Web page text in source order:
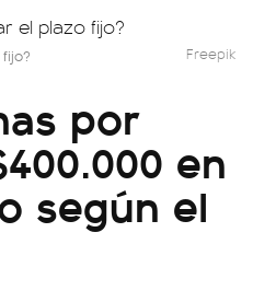
Freepik
por
en
según el